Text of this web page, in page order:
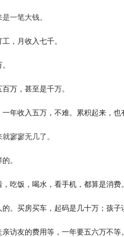
一笔大钱。
，月收入七千。
万，甚至是千万。
年收入五万，不难。累积起来，也
寥寥无几了。
。
吃饭，喝水，看手机，都算是消费。
。买房买车，起码是几十万；孩子
访友的费用等，一年要五六万不等。